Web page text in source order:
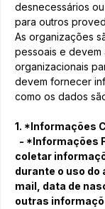
desnecessários
para outros
As organizações
pessoais e devem
organizacionais
devem fornecer
como os dados
1. *Informações
- *Informações
coletar
durante o uso
mail, data de
outras